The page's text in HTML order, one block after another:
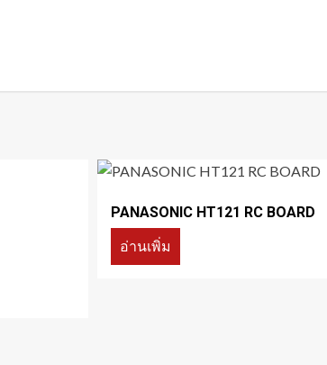
PANASONIC HT121 RC BOARD
อ่านเพิ่ม